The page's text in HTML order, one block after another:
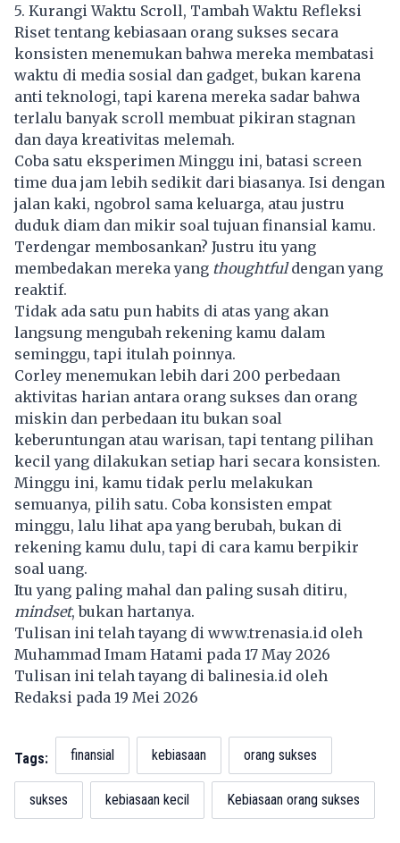
5. Kurangi Waktu Scroll, Tambah Waktu Refleksi
Riset tentang kebiasaan orang sukses secara
konsisten menemukan bahwa mereka membatasi
waktu di media sosial dan gadget, bukan karena
anti teknologi, tapi karena mereka sadar bahwa
terlalu banyak scroll membuat pikiran stagnan
dan daya kreativitas melemah.
Coba satu eksperimen Minggu ini, batasi screen
time dua jam lebih sedikit dari biasanya. Isi dengan
jalan kaki, ngobrol sama keluarga, atau justru
duduk diam dan mikir soal tujuan finansial kamu.
Terdengar membosankan? Justru itu yang
membedakan mereka yang thoughtfuldengan yang
reaktif.
Tidak ada satu pun habits di atas yang akan
langsung mengubah rekening kamu dalam
seminggu, tapi itulah poinnya.
Corley menemukan lebih dari 200 perbedaan
aktivitas harian antara orang sukses dan orang
miskin dan perbedaan itu bukan soal
keberuntungan atau warisan, tapi tentang pilihan
kecil yang dilakukan setiap hari secara konsisten.
Minggu ini, kamu tidak perlu melakukan
semuanya, pilih satu. Coba konsisten empat
minggu, lalu lihat apa yang berubah, bukan di
rekening kamu dulu, tapi di cara kamu berpikir
soal uang.
Itu yang paling mahal dan paling susah ditiru,
mindset, bukan hartanya.
Tulisan ini telah tayang di www.trenasia.id oleh
Muhammad Imam Hatami pada 17 May 2026
Tulisan ini telah tayang dibalinesia.id oleh
Redaksi pada 19 Mei 2026
Tags: finansial kebiasaan orang sukses
sukses kebiasaan kecil Kebiasaan orang sukses